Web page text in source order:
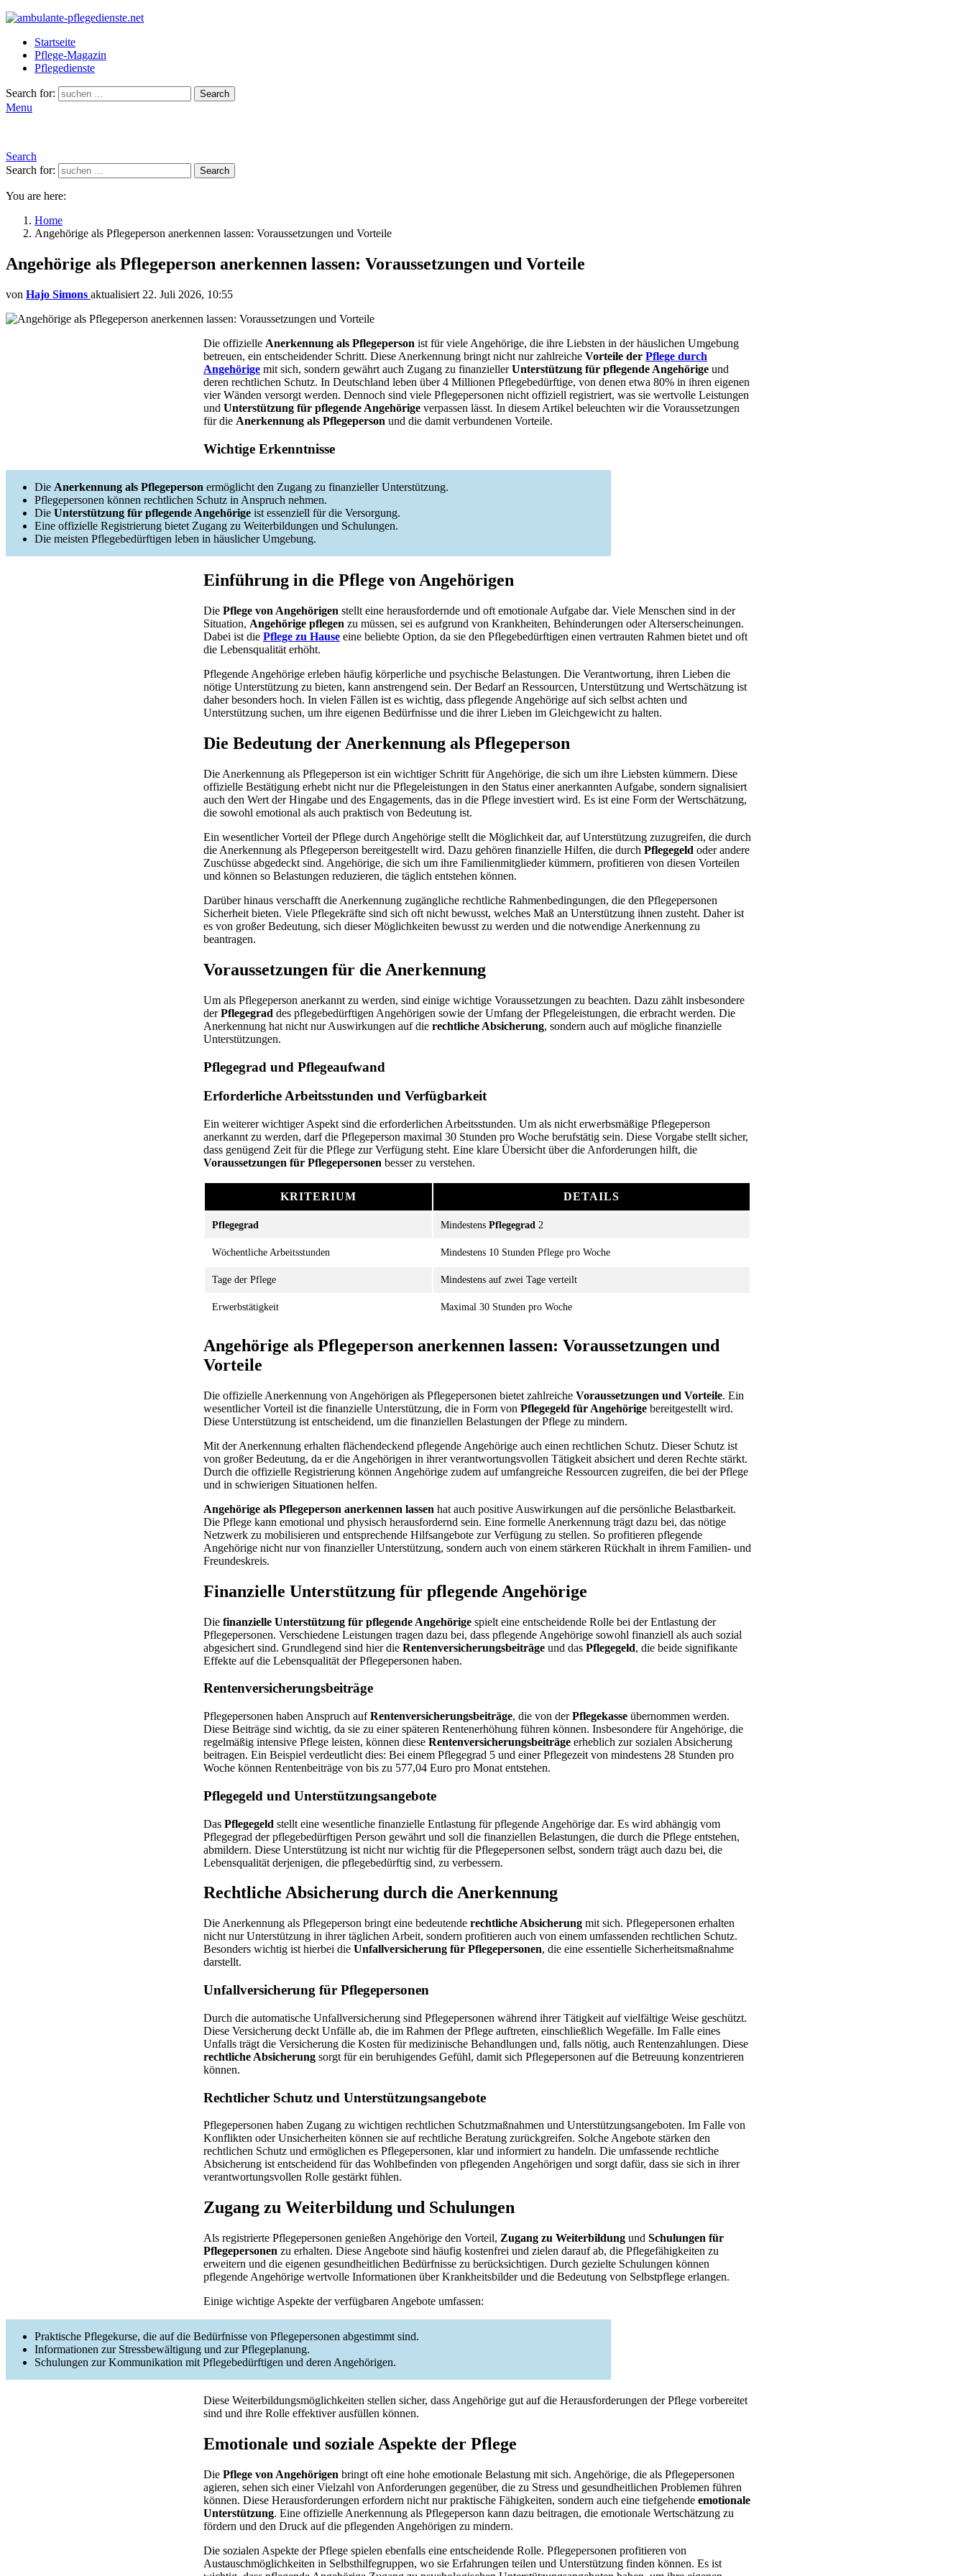
Startseite
Pflege-Magazin
Pflegedienste
Search for: Search
Menu
Search
Search for:
Search
You are here:
Home
Angehörige als Pflegeperson anerkennen lassen: Voraussetzungen und Vorteile
Angehörige als Pflegeperson anerkennen lassen: Voraussetzungen und Vorteile
von Hajo Simons aktualisiert 22. Juli 2026, 10:55
Die offizielle Anerkennung als Pflegeperson ist für viele Angehörige, die ihre Liebsten in der häuslichen Umgebung
betreuen, ein entscheidender Schritt. Diese Anerkennung bringt nicht nur zahlreiche Vorteile der Pflege durch
Angehörige mit sich, sondern gewährt auch Zugang zu finanziellerUnterstützung für pflegende Angehörige und
deren rechtlichen Schutz. In Deutschland leben über 4 Millionen Pflegebedürftige, von denen etwa 80% in ihren eigenen
vier Wänden versorgt werden. Dennoch sind viele Pflegepersonen nicht offiziell registriert, was sie wertvolle Leistungen
und Unterstützung für pflegende Angehörige verpassen lässt. In diesem Artikel beleuchten wir die Voraussetzungen
für die Anerkennung als Pflegeperson und die damit verbundenen Vorteile.
Wichtige Erkenntnisse
Die Anerkennung als Pflegeperson ermöglicht den Zugang zu finanzieller Unterstützung.
Pflegepersonen können rechtlichen Schutz in Anspruch nehmen.
Die Unterstützung für pflegende Angehörige ist essenziell für die Versorgung.
Eine offizielle Registrierung bietet Zugang zu Weiterbildungen und Schulungen.
Die meisten Pflegebedürftigen leben in häuslicher Umgebung.
Einführung in die Pflege von Angehörigen
Die Pflege von Angehörigen stellt eine herausfordernde und oft emotionale Aufgabe dar. Viele Menschen sind in der
Situation, Angehörige pflegen zu müssen, sei es aufgrund von Krankheiten, Behinderungen oder Alterserscheinungen.
Dabei ist die Pflege zu Hause eine beliebte Option, da sie den Pflegebedürftigen einen vertrauten Rahmen bietet und oft
die Lebensqualität erhöht.
Pflegende Angehörige erleben häufig körperliche und psychische Belastungen. Die Verantwortung, ihren Lieben die
nötige Unterstützung zu bieten, kann anstrengend sein. Der Bedarf an Ressourcen, Unterstützung und Wertschätzung ist
daher besonders hoch. In vielen Fällen ist es wichtig, dass pflegende Angehörige auf sich selbst achten und
Unterstützung suchen, um ihre eigenen Bedürfnisse und die ihrer Lieben im Gleichgewicht zu halten.
Die Bedeutung der Anerkennung als Pflegeperson
Die Anerkennung als Pflegeperson ist ein wichtiger Schritt für Angehörige, die sich um ihre Liebsten kümmern. Diese
offizielle Bestätigung erhebt nicht nur die Pflegeleistungen in den Status einer anerkannten Aufgabe, sondern signalisiert
auch den Wert der Hingabe und des Engagements, das in die Pflege investiert wird. Es ist eine Form der Wertschätzung,
die sowohl emotional als auch praktisch von Bedeutung ist.
Ein wesentlicher Vorteil der Pflege durch Angehörige stellt die Möglichkeit dar, auf Unterstützung zuzugreifen, die durch
die Anerkennung als Pflegeperson bereitgestellt wird. Dazu gehören finanzielle Hilfen, die durch Pflegegeld oder andere
Zuschüsse abgedeckt sind. Angehörige, die sich um ihre Familienmitglieder kümmern, profitieren von diesen Vorteilen
und können so Belastungen reduzieren, die täglich entstehen können.
Darüber hinaus verschafft die Anerkennung zugängliche rechtliche Rahmenbedingungen, die den Pflegepersonen
Sicherheit bieten. Viele Pflegekräfte sind sich oft nicht bewusst, welches Maß an Unterstützung ihnen zusteht. Daher ist
es von großer Bedeutung, sich dieser Möglichkeiten bewusst zu werden und die notwendige Anerkennung zu
beantragen.
Voraussetzungen für die Anerkennung
Um als Pflegeperson anerkannt zu werden, sind einige wichtige Voraussetzungen zu beachten. Dazu zählt insbesondere
derPflegegrad des pflegebedürftigen Angehörigen sowie der Umfang der Pflegeleistungen, die erbracht werden. Die
Anerkennung hat nicht nur Auswirkungen auf die rechtliche Absicherung, sondern auch auf mögliche finanzielle
Unterstützungen.
Pflegegrad und Pflegeaufwand
Erforderliche Arbeitsstunden und Verfügbarkeit
Ein weiterer wichtiger Aspekt sind die erforderlichen Arbeitsstunden. Um als nicht erwerbsmäßige Pflegeperson
anerkannt zu werden, darf die Pflegeperson maximal 30 Stunden pro Woche berufstätig sein. Diese Vorgabe stellt sicher,
dass genügend Zeit für die Pflege zur Verfügung steht. Eine klare Übersicht über die Anforderungen hilft, die
Voraussetzungen für Pflegepersonen besser zu verstehen.
KRITERIUM DETAILS
Pflegegrad Mindestens Pflegegrad 2
Wöchentliche Arbeitsstunden Mindestens 10 Stunden Pflege pro Woche
Tage der Pflege Mindestens auf zwei Tage verteilt
Erwerbstätigkeit Maximal 30 Stunden pro Woche
Angehörige als Pflegeperson anerkennen lassen: Voraussetzungen und
Vorteile
Die offizielle Anerkennung von Angehörigen als Pflegepersonen bietet zahlreiche Voraussetzungen und Vorteile. Ein
wesentlicher Vorteil ist die finanzielle Unterstützung, die in Form von Pflegegeld für Angehörige bereitgestellt wird.
Diese Unterstützung ist entscheidend, um die finanziellen Belastungen der Pflege zu mindern.
Mit der Anerkennung erhalten flächendeckend pflegende Angehörige auch einen rechtlichen Schutz. Dieser Schutz ist
von großer Bedeutung, da er die Angehörigen in ihrer verantwortungsvollen Tätigkeit absichert und deren Rechte stärkt.
Durch die offizielle Registrierung können Angehörige zudem auf umfangreiche Ressourcen zugreifen, die bei der Pflege
und in schwierigen Situationen helfen.
Angehörige als Pflegeperson anerkennen lassen hat auch positive Auswirkungen auf die persönliche Belastbarkeit.
Die Pflege kann emotional und physisch herausfordernd sein. Eine formelle Anerkennung trägt dazu bei, das nötige
Netzwerk zu mobilisieren und entsprechende Hilfsangebote zur Verfügung zu stellen. So profitieren pflegende
Angehörige nicht nur von finanzieller Unterstützung, sondern auch von einem stärkeren Rückhalt in ihrem Familien- und
Freundeskreis.
Finanzielle Unterstützung für pflegende Angehörige
Die finanzielle Unterstützung für pflegende Angehörige spielt eine entscheidende Rolle bei der Entlastung der
Pflegepersonen. Verschiedene Leistungen tragen dazu bei, dass pflegende Angehörige sowohl finanziell als auch sozial
abgesichert sind. Grundlegend sind hier die Rentenversicherungsbeiträge und das Pflegegeld, die beide signifikante
Effekte auf die Lebensqualität der Pflegepersonen haben.
Rentenversicherungsbeiträge
Pflegepersonen haben Anspruch aufRentenversicherungsbeiträge, die von derPflegekasse übernommen werden.
Diese Beiträge sind wichtig, da sie zu einer späteren Rentenerhöhung führen können. Insbesondere für Angehörige, die
regelmäßig intensive Pflege leisten, können diese Rentenversicherungsbeiträge erheblich zur sozialen Absicherung
beitragen. Ein Beispiel verdeutlicht dies: Bei einem Pflegegrad 5 und einer Pflegezeit von mindestens 28 Stunden pro
Woche können Rentenbeiträge von bis zu 577,04 Euro pro Monat entstehen.
Pflegegeld und Unterstützungsangebote
Das Pflegegeld stellt eine wesentliche finanzielle Entlastung für pflegende Angehörige dar. Es wird abhängig vom
Pflegegrad der pflegebedürftigen Person gewährt und soll die finanziellen Belastungen, die durch die Pflege entstehen,
abmildern. Diese Unterstützung ist nicht nur wichtig für die Pflegepersonen selbst, sondern trägt auch dazu bei, die
Lebensqualität derjenigen, die pflegebedürftig sind, zu verbessern.
Rechtliche Absicherung durch die Anerkennung
Die Anerkennung als Pflegeperson bringt eine bedeutende rechtliche Absicherung mit sich. Pflegepersonen erhalten
nicht nur Unterstützung in ihrer täglichen Arbeit, sondern profitieren auch von einem umfassenden rechtlichen Schutz.
Besonders wichtig ist hierbei die Unfallversicherung für Pflegepersonen, die eine essentielle Sicherheitsmaßnahme
darstellt.
Unfallversicherung für Pflegepersonen
Durch die automatische Unfallversicherung sind Pflegepersonen während ihrer Tätigkeit auf vielfältige Weise geschützt.
Diese Versicherung deckt Unfälle ab, die im Rahmen der Pflege auftreten, einschließlich Wegefälle. Im Falle eines
Unfalls trägt die Versicherung die Kosten für medizinische Behandlungen und, falls nötig, auch Rentenzahlungen. Diese
rechtliche Absicherung sorgt für ein beruhigendes Gefühl, damit sich Pflegepersonen auf die Betreuung konzentrieren
können.
Rechtlicher Schutz und Unterstützungsangebote
Pflegepersonen haben Zugang zu wichtigen rechtlichen Schutzmaßnahmen und Unterstützungsangeboten. Im Falle von
Konflikten oder Unsicherheiten können sie auf rechtliche Beratung zurückgreifen. Solche Angebote stärken den
rechtlichen Schutz und ermöglichen es Pflegepersonen, klar und informiert zu handeln. Die umfassende rechtliche
Absicherung ist entscheidend für das Wohlbefinden von pflegenden Angehörigen und sorgt dafür, dass sie sich in ihrer
verantwortungsvollen Rolle gestärkt fühlen.
Zugang zu Weiterbildung und Schulungen
Als registrierte Pflegepersonen genießen Angehörige den Vorteil, Zugang zu Weiterbildung und Schulungen für
Pflegepersonen zu erhalten. Diese Angebote sind häufig kostenfrei und zielen darauf ab, die Pflegefähigkeiten zu
erweitern und die eigenen gesundheitlichen Bedürfnisse zu berücksichtigen. Durch gezielte Schulungen können
pflegende Angehörige wertvolle Informationen über Krankheitsbilder und die Bedeutung von Selbstpflege erlangen.
Einige wichtige Aspekte der verfügbaren Angebote umfassen:
Praktische Pflegekurse, die auf die Bedürfnisse von Pflegepersonen abgestimmt sind.
Informationen zur Stressbewältigung und zur Pflegeplanung.
Schulungen zur Kommunikation mit Pflegebedürftigen und deren Angehörigen.
Diese Weiterbildungsmöglichkeiten stellen sicher, dass Angehörige gut auf die Herausforderungen der Pflege vorbereitet
sind und ihre Rolle effektiver ausfüllen können.
Emotionale und soziale Aspekte der Pflege
Die Pflege von Angehörigen bringt oft eine hohe emotionale Belastung mit sich. Angehörige, die als Pflegepersonen
agieren, sehen sich einer Vielzahl von Anforderungen gegenüber, die zu Stress und gesundheitlichen Problemen führen
können. Diese Herausforderungen erfordern nicht nur praktische Fähigkeiten, sondern auch eine tiefgehende emotionale
Unterstützung. Eine offizielle Anerkennung als Pflegeperson kann dazu beitragen, die emotionale Wertschätzung zu
fördern und den Druck auf die pflegenden Angehörigen zu mindern.
Die sozialen Aspekte der Pflege spielen ebenfalls eine entscheidende Rolle. Pflegepersonen profitieren von
Austauschmöglichkeiten in Selbsthilfegruppen, wo sie Erfahrungen teilen und Unterstützung finden können. Es ist